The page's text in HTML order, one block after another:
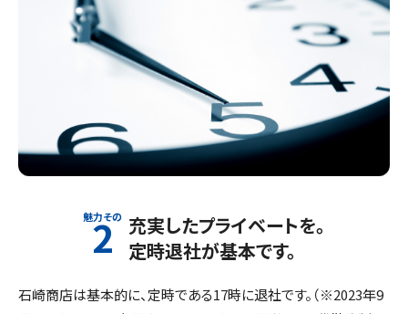
2
充実したプライベートを。
定時退社が基本です。
石崎商店は基本的に、定時である17時に退社です。（※2023年9